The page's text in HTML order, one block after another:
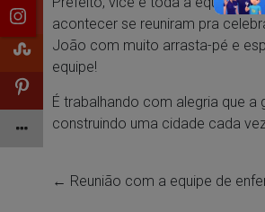
acontecer se reuniram pra
João com muito arrasta-pé e
equipe!
É trabalhando com alegria que a
construindo uma cidade cada
← Reunião com a equipe de